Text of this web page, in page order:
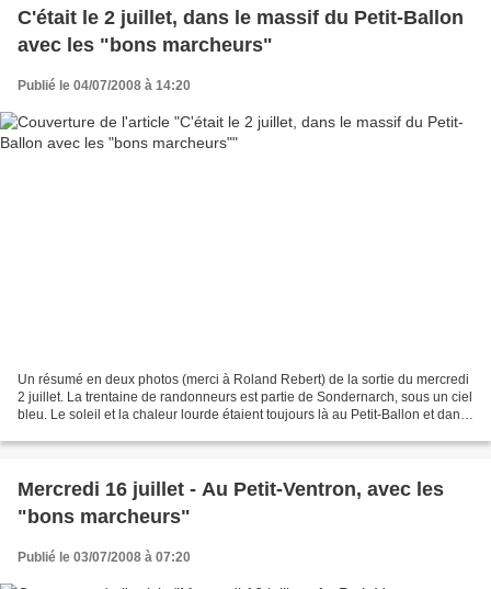
C'était le 2 juillet, dans le massif du Petit-Ballon
avec les "bons marcheurs"
Publié le 04/07/2008 à 14:20
Un résumé en deux photos (merci à Roland Rebert) de la sortie du mercredi
2 juillet. La trentaine de randonneurs est partie de Sondernarch, sous un ciel
bleu. Le soleil et la chaleur lourde étaient toujours là au Petit-Ballon et dans
Mercredi 16 juillet - Au Petit-Ventron, avec les
"bons marcheurs"
Publié le 03/07/2008 à 07:20